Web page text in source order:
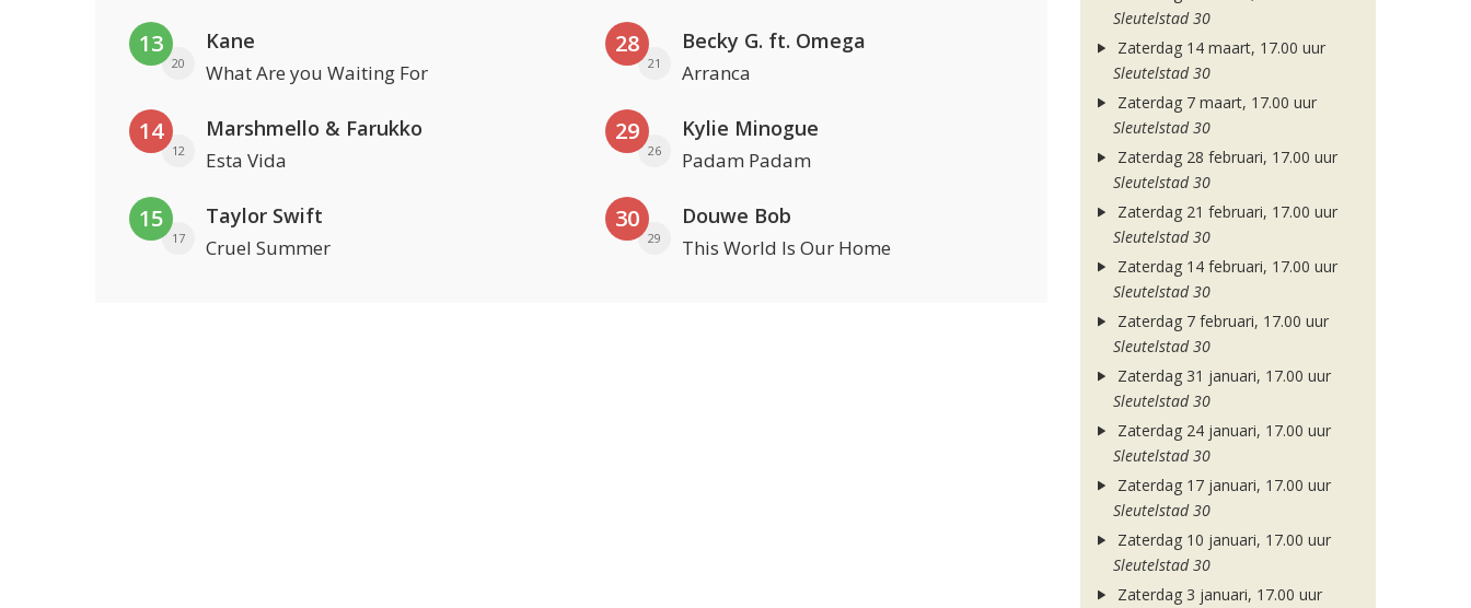
13
20
Kane
What Are you Waiting For
14
12
Marshmello & Farukko
Esta Vida
15
17
Taylor Swift
Cruel Summer
28
21
Becky G. ft. Omega
Arranca
29
26
Kylie Minogue
Padam Padam
30
29
Douwe Bob
This World Is Our Home
Sleutelstad 30
Zaterdag 14 maart, 17.00 uur
Sleutelstad 30
Zaterdag 7 maart, 17.00 uur
Sleutelstad 30
Zaterdag 28 februari, 17.00 uur
Sleutelstad 30
Zaterdag 21 februari, 17.00 uur
Sleutelstad 30
Zaterdag 14 februari, 17.00 uur
Sleutelstad 30
Zaterdag 7 februari, 17.00 uur
Sleutelstad 30
Zaterdag 31 januari, 17.00 uur
Sleutelstad 30
Zaterdag 24 januari, 17.00 uur
Sleutelstad 30
Zaterdag 17 januari, 17.00 uur
Sleutelstad 30
Zaterdag 10 januari, 17.00 uur
Sleutelstad 30
Zaterdag 3 januari, 17.00 uur